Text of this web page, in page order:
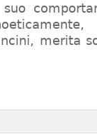
suo
merita